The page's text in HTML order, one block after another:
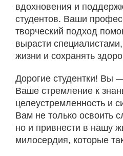
вдохновения и
студентов. Ваши
творческий подход
вырасти
жизни и сохранять
Дорогие студентки! Вы
Ваше стремление к
целеустремленность и
Вам не только освоить
но и привнести в нашу
милосердия, которые